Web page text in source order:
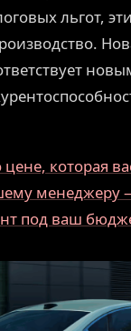
льгот,
которая
менеджеру
под ваш